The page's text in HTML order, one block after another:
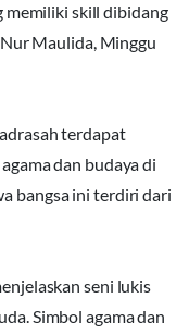
memiliki skill dibidang
Nur Maulida, Minggu
terdapat
dan budaya di
bangsa ini terdiri dari
seni lukis
Simbol agama dan